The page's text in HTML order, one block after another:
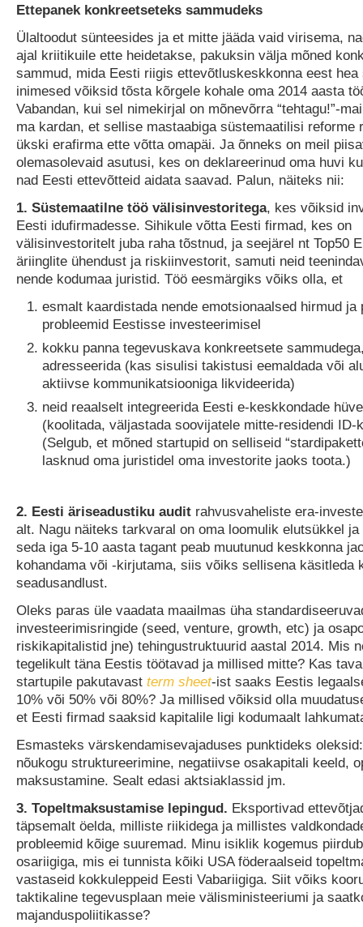
Ettepanek konkreetseteks sammudeks
Ülaltoodut sünteesides ja et mitte jääda vaid virisema,
ajal kriitikuile ette heidetakse, pakuksin välja mõned
sammud, mida Eesti riigis ettevõtluskeskkonna eest hea
inimesed võiksid tõsta kõrgele kohale oma 2014 aasta
Vabandan, kui sel nimekirjal on mõnevõrra “tehtagu!”-
ma kardan, et sellise mastaabiga süstemaatilisi reforme
ükski erafirma ette võtta omapäi. Ja õnneks on meil
olemasolevaid asutusi, kes on deklareerinud oma huvi
nad Eesti ettevõtteid aidata saavad. Palun, näiteks nii:
1. Süstemaatilne töö välisinvestoritega, kes võiksid
Eesti idufirmadesse. Sihikule võtta Eesti firmad, kes on
välisinvestoritelt juba raha tõstnud, ja seejärel nt Top50
äriinglite ühendust ja riskiinvestorit, samuti neid
nende kodumaa juristid. Töö eesmärgiks võiks olla, et
esmalt kaardistada nende emotsionaalsed hirmud ja
probleemid Eestisse investeerimisel
kokku panna tegevuskava konkreetsete
adresseerida (kas sisulisi takistusi eemaldada või
aktiivse kommunikatsiooniga likvideerida)
neid reaalselt integreerida Eesti e-keskkondade
(koolitada, väljastada soovijatele mitte-residendi ID-
(Selgub, et mõned startupid on selliseid
lasknud oma juristidel oma investorite jaoks toota.)
2. Eesti äriseadustiku audit rahvusvaheliste era-
alt. Nagu näiteks tarkvaral on oma loomulik elutsükkel
seda iga 5-10 aasta tagant peab muutunud keskkonna
kohandama või -kirjutama, siis võiks sellisena käsitleda
seadusandlust.
Oleks paras üle vaadata maailmas üha
investeerimisringide (seed, venture, growth, etc) ja
riskikapitalistid jne) tehingustruktuurid aastal 2014. Mis
tegelikult täna Eestis töötavad ja millised mitte? Kas
startupile pakutavast term sheet-ist saaks Eestis
10% või 50% või 80%? Ja millised võiksid olla
et Eesti firmad saaksid kapitalile ligi kodumaalt
Esmasteks värskendamisevajaduses punktideks
nõukogu struktureerimine, negatiivse osakapitali keeld,
maksustamine. Sealt edasi aktsiaklassid jm.
3. Topeltmaksustamise lepingud. Eksportivad
täpsemalt öelda, milliste riikidega ja millistes
probleemid kõige suuremad. Minu isiklik kogemus
osariigiga, mis ei tunnista kõiki USA föderaalseid
vastaseid kokkuleppeid Eesti Vabariigiga. Siit võiks
taktikaline tegevusplaan meie välisministeeriumi ja
majanduspoliitikasse?